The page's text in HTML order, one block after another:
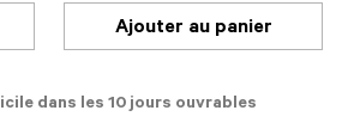
Ajouter au panier
dans les 10 jours ouvrables